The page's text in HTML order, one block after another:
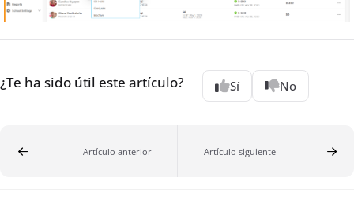
¿Te ha sido útil este artículo? Sí No
Artículo anterior Artículo siguiente